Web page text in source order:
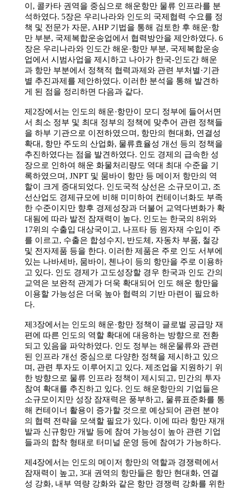
이, 콜카타 권역을 중심으로 해운항만 물류 인프라를 분
석하였다. 5장은 우리나라와 인도의 국제협력 수요를 정
책 및 전문가 자문, AHP 기법을 통해 검토한 후 해운·항
만 부분, 국제복합운송업에서 협력방안을 제안하였다. 6
장은 우리나라와 인도간 해운·항만 부분, 국제복합운송
업에서 시범사업을 제시하고 나아가 한국-인도간 해운
과 항만 부분에서 정책적 협력과제와 관련 부처별·기관
별 추진과제를 제안하였다. 이러한 분석을 통해 발견하
게 된 점을 정리하면 다음과 같다.
제2장에서는 인도의 해운·항만이 모디 정부에 들어서면
서 최소 정부 및 최대 정부의 정책에 맞추어 관련 정책들
을 하부 기관으로 이전하였으며, 항만의 현대화, 연결성
확대, 항만 주도의 산업화, 물류효율성 개선 등의 정책을
추진하였다는 점을 발견하였다. 인도 경제의 급속한 성
장으로 인하여 해운 화물처리량도 역대 최대 수준을 기
록하였으며, JNPT 및 뭄바이 항만 등 메이저 항만의 역
할이 크게 증대되었다. 인도국적 상선은 소규모이고, 조
선산업도 경제규모에 비해 미미하여 컨테이너화도 부족
한 수준이지만 향후 경제성장과 더불어 교역다변화가 확
대됨에 따라 발전 잠재력이 높다. 인도는 한국의 8위와
17위의 수출입 대상국이고, 나프타 등 원자재 수입이 주
를 이르고, 수출은 합성수지, 반도체, 자동차 부품, 철강
및 전자제품 등을 한다. 이러한 제품은 주로 인도 서부에
있는 나바세바, 뭄바이, 첸나이 등의 항만을 주로 이용하
고 있다. 인도 경제가 고도성장할 경우 한국과 인도 간의
교역은 보완적 관계가 더욱 확대되어 인도 해운 항만을
이용할 가능성은 더욱 높아 협력의 기반 마련이 필요하
다.
제3장에서는 인도의 해운·항만 정책이 글로벌 공급망 재
편에 따른 인도의 역할 확대에 대응하는 방향으로 전환
되고 있음을 파악하였다. 인도 정부는 해운물류와 관련
된 인프라 개선 중심으로 다양한 정책을 제시하고 있으
며, 관련 투자도 이루어지고 있다. 제조업을 지원하기 위
한 방향으로 물류 인프라 정책이 제시되고, 민간의 투자
참여 확대를 추진하고 있다. 인도 해운항만의 기업들은
소규모이지만 성장 잠재력은 풍부하고, 물류표준화를 통
해 컨테이너 활용이 증가할 것으로 예상되어 관련 분야
의 협력 전략을 모색할 필요가 있다. 이에 따라 항만 재개
발과 신규항만 개발 등에 참여 가능성이 높아 관련 기업
들과의 합착 형태로 터미널 운영 등에 참여가 가능하다.
제4장에서는 인도의 메이저 항만의 역할과 경쟁력에서
잠재력이 높고, 3대 권역의 항만들은 항만 현대화, 연결
성 강화, 내부 역량 강화와 같은 항만 경쟁력 강화를 위한